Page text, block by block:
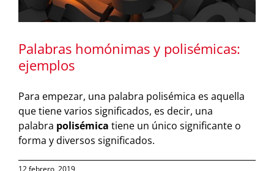
Palabras homónimas y polisémicas:
ejemplos
Para empezar, una palabra polisémica es aquella
que tiene varios significados, es decir, una
palabra polisémica tiene un único significante o
forma y diversos significados.
12 febrero, 2019